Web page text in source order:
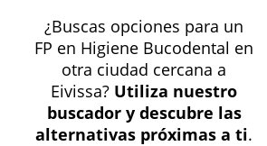
¿Buscas opciones para un
FP en Higiene Bucodental en
otra ciudad cercana a
Eivissa? Utiliza nuestro
buscador y descubre las
alternativas próximas a ti.